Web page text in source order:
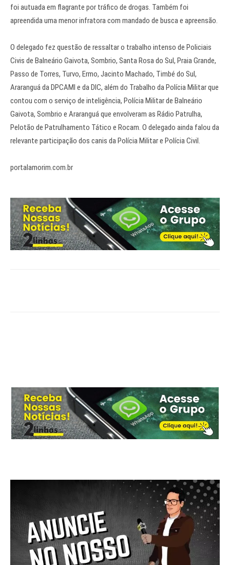
foi autuada em flagrante por tráfico de drogas. Também foi
apreendida uma menor infratora com mandado de busca e apreensão.
O delegado fez questão de ressaltar o trabalho intenso de Policiais
Civis de Balneário Gaivota, Sombrio, Santa Rosa do Sul, Praia Grande,
Passo de Torres, Turvo, Ermo, Jacinto Machado, Timbé do Sul,
Araranguá da DPCAMI e da DIC, além do Trabalho da Polícia Militar que
contou com o serviço de inteligência, Polícia Militar de Balneário
Gaivota, Sombrio e Araranguá que envolveram as Rádio Patrulha,
Pelotão de Patrulhamento Tático e Rocam. O delegado ainda falou da
relevante participação dos canis da Polícia Militar e Polícia Civil.
portalamorim.com.br